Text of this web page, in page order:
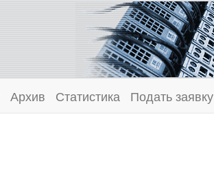
Архив Статистика Подать заявку